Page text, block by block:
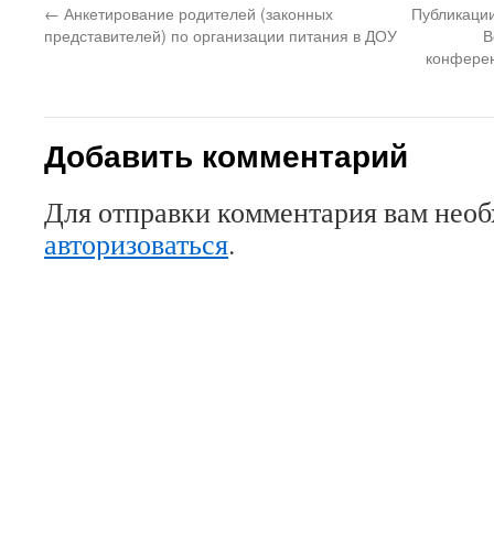
← Анкетирование родителей (законных
представителей) по организации питания в ДОУ
Добавить комментарий
Для отправки комментария вам
авторизоваться.